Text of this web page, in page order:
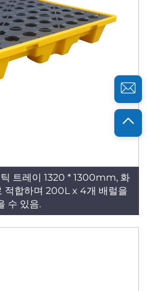
트레이 1320 * 1300mm, 화
적합하며 200L x 4개 배럴을
수 있음.